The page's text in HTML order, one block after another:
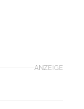
ANZEIGE